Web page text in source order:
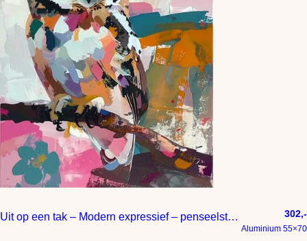
Uit op een tak – Modern expressief – penseelstreken en abstracte kleurige vlakken 302,-
Aluminium 55×70